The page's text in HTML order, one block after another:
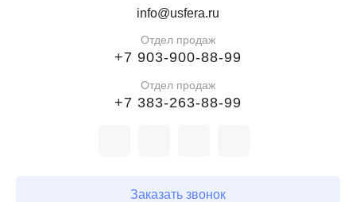
info@usfera.ru
Отдел продаж
+7 903-900-88-99
Отдел продаж
+7 383-263-88-99
Заказать звонок